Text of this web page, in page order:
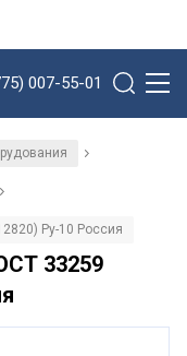
007-55-01
/
/
Ру-10 Россия
33259